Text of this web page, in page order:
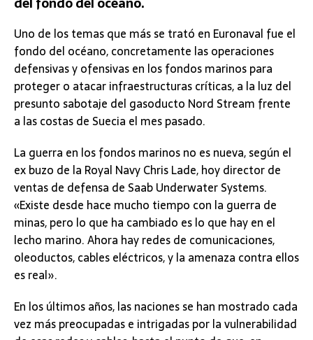
Uno de los temas que más se trató en Euronaval fue el
fondo del océano, concretamente las operaciones
defensivas y ofensivas en los fondos marinos para
proteger o atacar infraestructuras críticas, a la luz del
presunto sabotaje del gasoducto Nord Stream frente
a las costas de Suecia el mes pasado.
La guerra en los fondos marinos no es nueva, según el
ex buzo de la Royal Navy Chris Lade, hoy director de
ventas de defensa de Saab Underwater Systems.
«Existe desde hace mucho tiempo con la guerra de
minas, pero lo que ha cambiado es lo que hay en el
lecho marino. Ahora hay redes de comunicaciones,
oleoductos, cables eléctricos, y la amenaza contra ellos
es real».
En los últimos años, las naciones se han mostrado cada
vez más preocupadas e intrigadas por la vulnerabilidad